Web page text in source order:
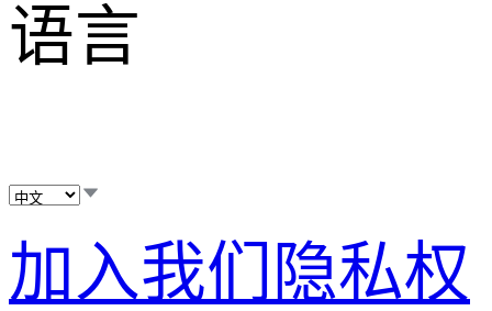
语言
加入我们 隐私权